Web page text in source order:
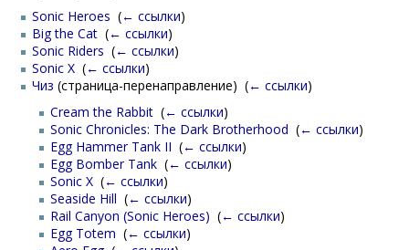
Sonic Heroes (← ссылки)
Big the Cat (← ссылки)
Sonic Riders (← ссылки)
Sonic X (← ссылки)
Чиз (страница-перенаправление) ‎ (← ссылки)
Cream the Rabbit (← ссылки)
Sonic Chronicles: The Dark Brotherhood (← ссылки)
Egg Hammer Tank II (← ссылки)
Egg Bomber Tank (← ссылки)
Sonic X (← ссылки)
Seaside Hill (← ссылки)
Rail Canyon (Sonic Heroes) (← ссылки)
Egg Totem (← ссылки)